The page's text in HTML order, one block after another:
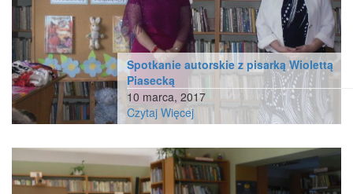
Spotkanie autorskie z pisarką Wiolettą
Piasecką
10 marca, 2017
Czytaj Więcej